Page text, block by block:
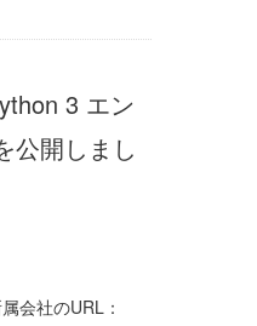
3 エン
公開しまし
会社のURL：